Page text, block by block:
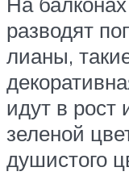
разводят
лианы,
идут в
зеленой
душистого